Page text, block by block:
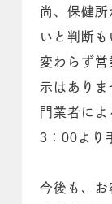
尚、保健
いと判断
変わらず
示はあり
門業者に
3：00より
今後も、お